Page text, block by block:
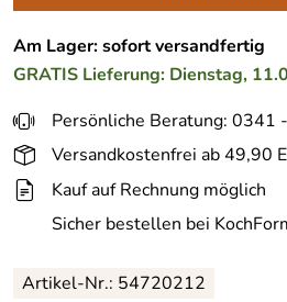
Am Lager: sofort versandfertig
GRATIS Lieferung: Dienstag,
Persönliche Beratung: 0341
Versandkostenfrei ab 49,90
Kauf auf Rechnung möglich
Sicher bestellen bei
Artikel-Nr.: 54720212